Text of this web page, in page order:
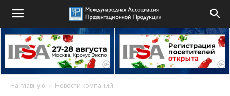
На главную Новости компаний